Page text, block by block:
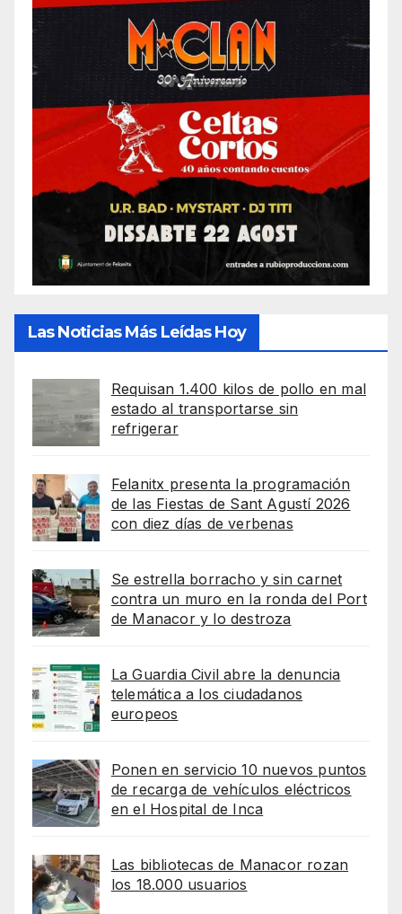
Las Noticias Más Leídas Hoy
Requisan 1.400 kilos de pollo en mal
estado al transportarse sin
refrigerar
Felanitx presenta la programación
de las Fiestas de Sant Agustí 2026
con diez días de verbenas
Se estrella borracho y sin carnet
contra un muro en la ronda del Port
de Manacor y lo destroza
La Guardia Civil abre la denuncia
telemática a los ciudadanos
europeos
Ponen en servicio 10 nuevos puntos
de recarga de vehículos eléctricos
en el Hospital de Inca
Las bibliotecas de Manacor rozan
los 18.000 usuarios